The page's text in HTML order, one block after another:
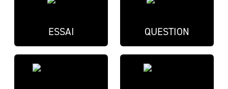
ESSAI QUESTION